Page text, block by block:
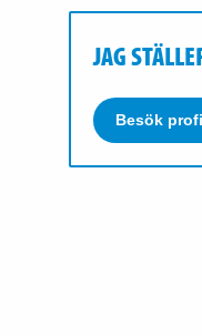
JAG
Besök